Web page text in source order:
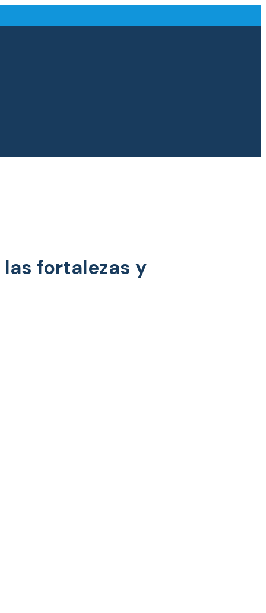
fortalezas y